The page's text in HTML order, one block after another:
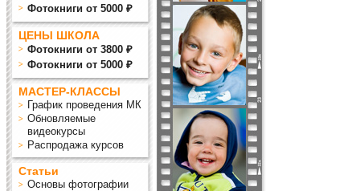
Фотокниги от 5000 ₽
ЦЕНЫ ШКОЛА
Фотокниги от 3800 ₽
Фотокниги от 5000 ₽
МАСТЕР-КЛАССЫ
График проведения МК
Обновляемые
видеокурсы
Распродажа курсов
Статьи
Основы фотографии